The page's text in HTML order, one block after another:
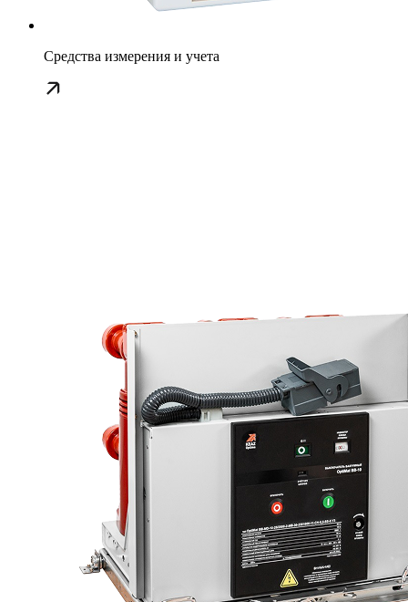
Средства измерения и учета